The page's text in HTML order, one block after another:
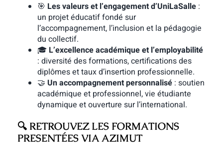
🎯 Les valeurs et l’engagement d’UniLaSalle:
un projet éducatif fondé sur
l’accompagnement, l’inclusion et la pédagogie
du collectif.
🎓 L’excellence académique et l’employabilité
: diversité des formations, certifications des
diplômes et taux d’insertion professionnelle.
🤝 Un accompagnement personnalisé: soutien
académique et professionnel, vie étudiante
dynamique et ouverture sur l’international.
🔍 RETROUVEZ LES FORMATIONS
PRESENTÉES VIA AZIMUT